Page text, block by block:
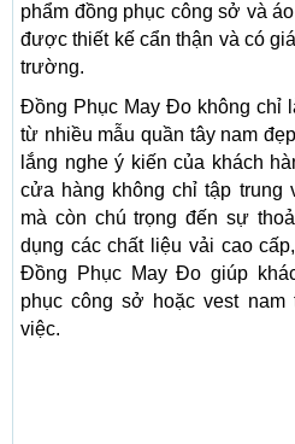
phẩm đồng phục công sở và
được thiết kế cẩn thận và có
trường.
Đồng Phục May Đo không chỉ
từ nhiều mẫu quần tây nam
lắng nghe ý kiến của khách
cửa hàng không chỉ tập trung
mà còn chú trọng đến sự
dụng các chất liệu vải cao
Đồng Phục May Đo giúp
phục công sở hoặc vest nam
việc.